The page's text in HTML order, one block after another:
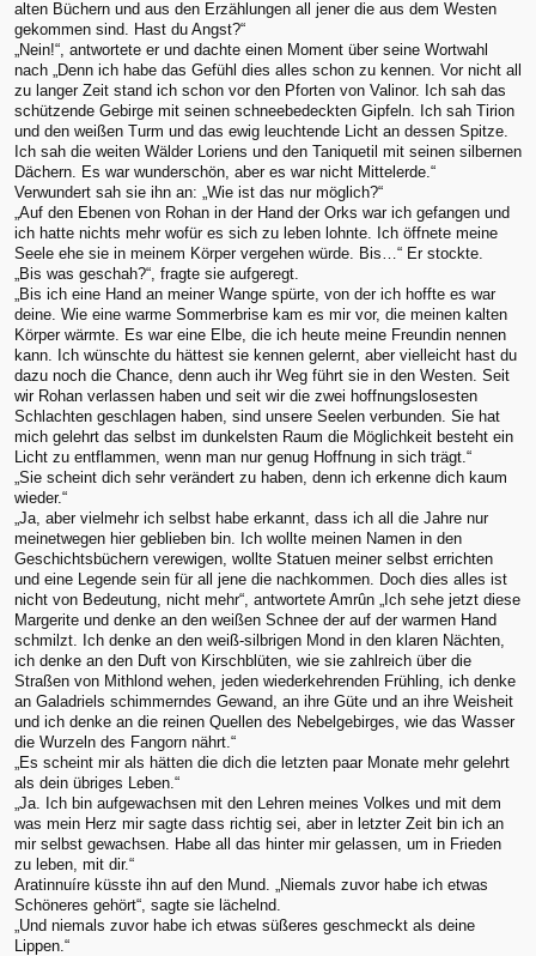
alten Büchern und aus den Erzählungen all jener die aus dem Westen
gekommen sind. Hast du Angst?“
„Nein!“, antwortete er und dachte einen Moment über seine Wortwahl
nach „Denn ich habe das Gefühl dies alles schon zu kennen. Vor nicht all
zu langer Zeit stand ich schon vor den Pforten von Valinor. Ich sah das
schützende Gebirge mit seinen schneebedeckten Gipfeln. Ich sah Tirion
und den weißen Turm und das ewig leuchtende Licht an dessen Spitze.
Ich sah die weiten Wälder Loriens und den Taniquetil mit seinen silbernen
Dächern. Es war wunderschön, aber es war nicht Mittelerde.“
Verwundert sah sie ihn an: „Wie ist das nur möglich?“
„Auf den Ebenen von Rohan in der Hand der Orks war ich gefangen und
ich hatte nichts mehr wofür es sich zu leben lohnte. Ich öffnete meine
Seele ehe sie in meinem Körper vergehen würde. Bis…“ Er stockte.
„Bis was geschah?“, fragte sie aufgeregt.
„Bis ich eine Hand an meiner Wange spürte, von der ich hoffte es war
deine. Wie eine warme Sommerbrise kam es mir vor, die meinen kalten
Körper wärmte. Es war eine Elbe, die ich heute meine Freundin nennen
kann. Ich wünschte du hättest sie kennen gelernt, aber vielleicht hast du
dazu noch die Chance, denn auch ihr Weg führt sie in den Westen. Seit
wir Rohan verlassen haben und seit wir die zwei hoffnungslosesten
Schlachten geschlagen haben, sind unsere Seelen verbunden. Sie hat
mich gelehrt das selbst im dunkelsten Raum die Möglichkeit besteht ein
Licht zu entflammen, wenn man nur genug Hoffnung in sich trägt.“
„Sie scheint dich sehr verändert zu haben, denn ich erkenne dich kaum
wieder.“
„Ja, aber vielmehr ich selbst habe erkannt, dass ich all die Jahre nur
meinetwegen hier geblieben bin. Ich wollte meinen Namen in den
Geschichtsbüchern verewigen, wollte Statuen meiner selbst errichten
und eine Legende sein für all jene die nachkommen. Doch dies alles ist
nicht von Bedeutung, nicht mehr“, antwortete Amrûn „Ich sehe jetzt diese
Margerite und denke an den weißen Schnee der auf der warmen Hand
schmilzt. Ich denke an den weiß-silbrigen Mond in den klaren Nächten,
ich denke an den Duft von Kirschblüten, wie sie zahlreich über die
Straßen von Mithlond wehen, jeden wiederkehrenden Frühling, ich denke
an Galadriels schimmerndes Gewand, an ihre Güte und an ihre Weisheit
und ich denke an die reinen Quellen des Nebelgebirges, wie das Wasser
die Wurzeln des Fangorn nährt.“
„Es scheint mir als hätten die dich die letzten paar Monate mehr gelehrt
als dein übriges Leben.“
„Ja. Ich bin aufgewachsen mit den Lehren meines Volkes und mit dem
was mein Herz mir sagte dass richtig sei, aber in letzter Zeit bin ich an
mir selbst gewachsen. Habe all das hinter mir gelassen, um in Frieden
zu leben, mit dir.“
Aratinnuíre küsste ihn auf den Mund. „Niemals zuvor habe ich etwas
Schöneres gehört“, sagte sie lächelnd.
„Und niemals zuvor habe ich etwas süßeres geschmeckt als deine
Lippen.“